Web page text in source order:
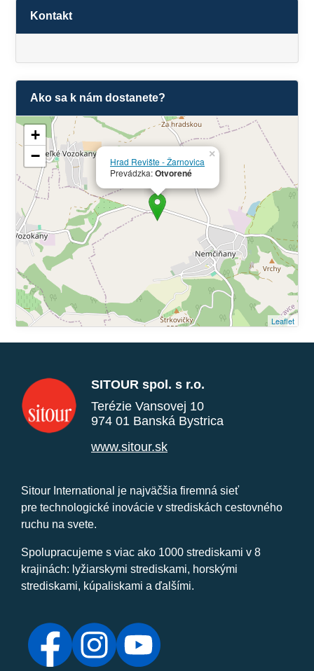
Kontakt
Ako sa k nám dostanete?
Hrad Revište - Žarnovica
Prevádzka:Otvorené
×
+
−
Leaflet
SITOUR spol. s r.o.
Terézie Vansovej 10
974 01 Banská Bystrica
www.sitour.sk
Sitour International je najväčšia firemná sieť
pre technologické inovácie v strediskách cestovného
ruchu na svete.
Spolupracujeme s viac ako 1000 strediskami v 8
krajinách: lyžiarskymi strediskami, horskými
strediskami, kúpaliskami a ďalšími.